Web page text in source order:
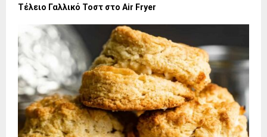
Τέλειο Γαλλικό Τοστ στο Air Fryer